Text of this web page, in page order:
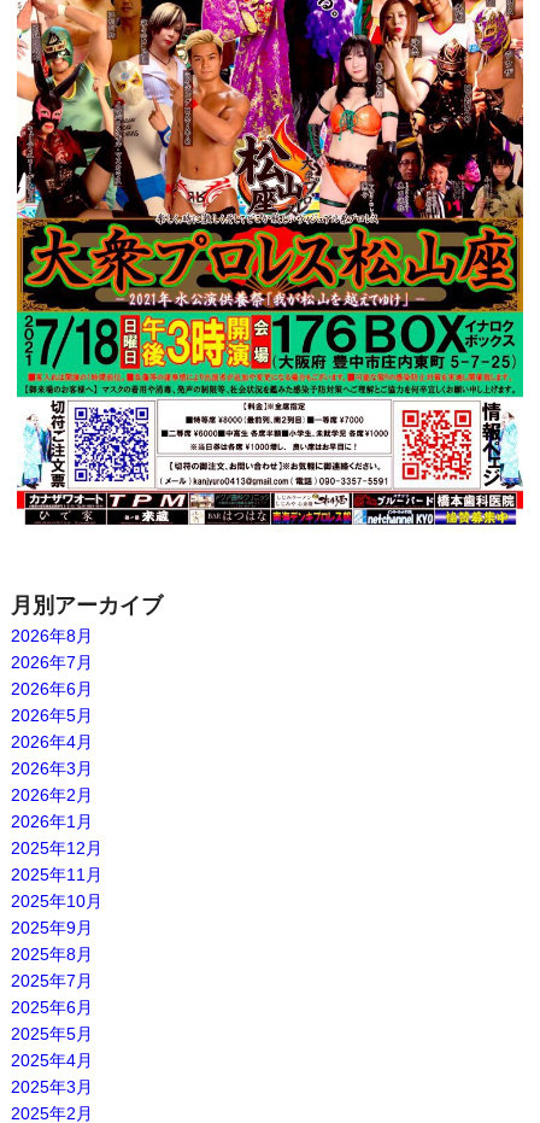
月別アーカイブ
2026年8月
2026年7月
2026年6月
2026年5月
2026年4月
2026年3月
2026年2月
2026年1月
2025年12月
2025年11月
2025年10月
2025年9月
2025年8月
2025年7月
2025年6月
2025年5月
2025年4月
2025年3月
2025年2月